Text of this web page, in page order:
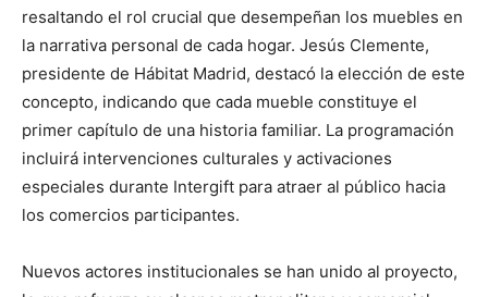
resaltando el rol crucial que desempeñan los muebles en
la narrativa personal de cada hogar. Jesús Clemente,
presidente de Hábitat Madrid, destacó la elección de este
concepto, indicando que cada mueble constituye el
primer capítulo de una historia familiar. La programación
incluirá intervenciones culturales y activaciones
especiales durante Intergift para atraer al público hacia
los comercios participantes.
Nuevos actores institucionales se han unido al proyecto,